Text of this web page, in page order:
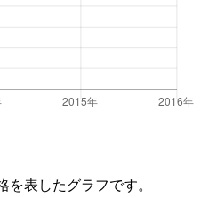
表したグラフです。